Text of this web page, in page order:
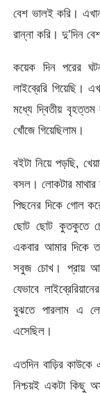
বেশ ভালই করি।
রান্না করি। দু’দিন
কয়েক দিন পরের
লাইব্রেরি গিয়েছি।
মধ্যে দ্বিতীয় বৃহত্তম
খোঁজে গিয়েছিলাম।
বইটা নিয়ে পড়ছি,
বসল। লোকটার
পিছনের দিকে গোল
ছোট ছোট কুতকুতে
একবার আমার দিকে
সবুজ চোখ। প্রায়
যেভাবে
বুঝতে পারলাম এ
এসেছিল।
এতদিন বাড়ির কাউকে
নিশ্চয়ই একটা কিছু